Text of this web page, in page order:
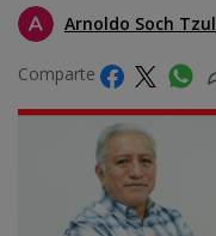
Arnoldo Soch Tzul
Comparte